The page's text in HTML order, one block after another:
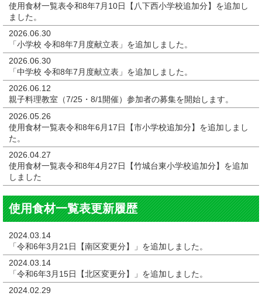
使用食材一覧表令和8年7月10日【八下西小学校追加分】を追加し
ました。
2026.06.30
「小学校 令和8年7月度献立表」 を追加しました。
2026.06.30
「中学校 令和8年7月度献立表」 を追加しました。
2026.06.12
親子料理教室 （7/25・8/1開催）参加者の募集を開始します。
2026.05.26
使用食材一覧表令和8年6月17日【市小学校追加分】を追加しまし
た。
2026.04.27
使用食材一覧表令和8年4月27日【竹城台東小学校追加分】を追加
しました
使用食材一覧表更新履歴
2024.03.14
「令和6年3月21日【南区変更分】」 を追加しました。
2024.03.14
「令和6年3月15日【北区変更分】」 を追加しました。
2024.02.29